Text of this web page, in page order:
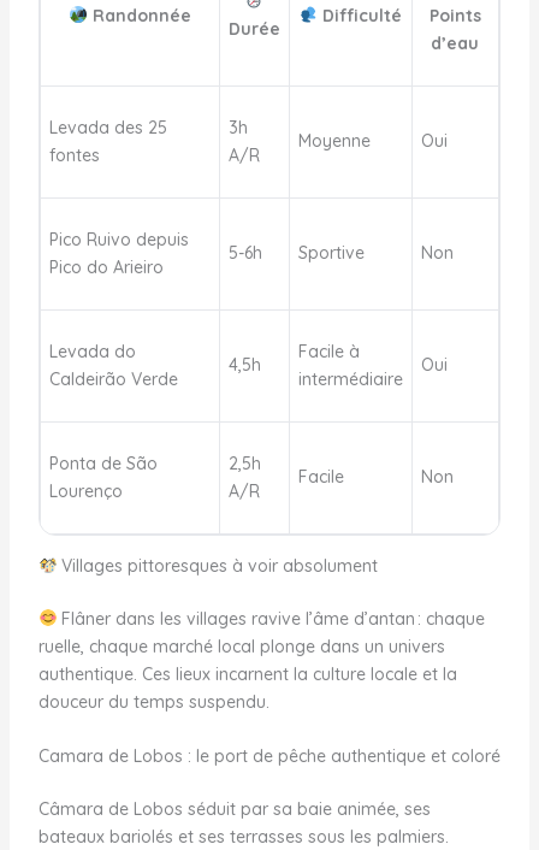
Randonnée
Durée
Difficulté
Points
d’eau
Levada des 25
fontes
3h
A/R
Moyenne Oui
Pico Ruivo depuis
Pico do Arieiro
5-6h Sportive Non
Levada do
Caldeirão Verde
4,5h
Facile à
intermédiaire
Oui
Ponta de São
Lourenço
2,5h
A/R
Facile Non
Villages pittoresques à voir absolument
Flâner dans les villages ravive l’âme d’antan : chaque
ruelle, chaque marché local plonge dans un univers
authentique. Ces lieux incarnent la culture locale et la
douceur du temps suspendu.
Camara de Lobos : le port de pêche authentique et coloré
Câmara de Lobos séduit par sa baie animée, ses
bateaux bariolés et ses terrasses sous les palmiers.